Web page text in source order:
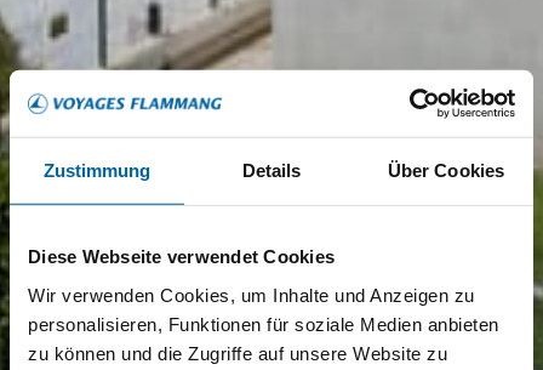
Zustimmung Details Über Cookies
Diese Webseite verwendet Cookies
Wir verwenden Cookies, um Inhalte und Anzeigen zu
personalisieren, Funktionen für soziale Medien anbieten
zu können und die Zugriffe auf unsere Website zu